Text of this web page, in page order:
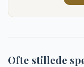
Ofte stillede